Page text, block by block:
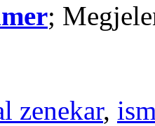
;
zenekar,